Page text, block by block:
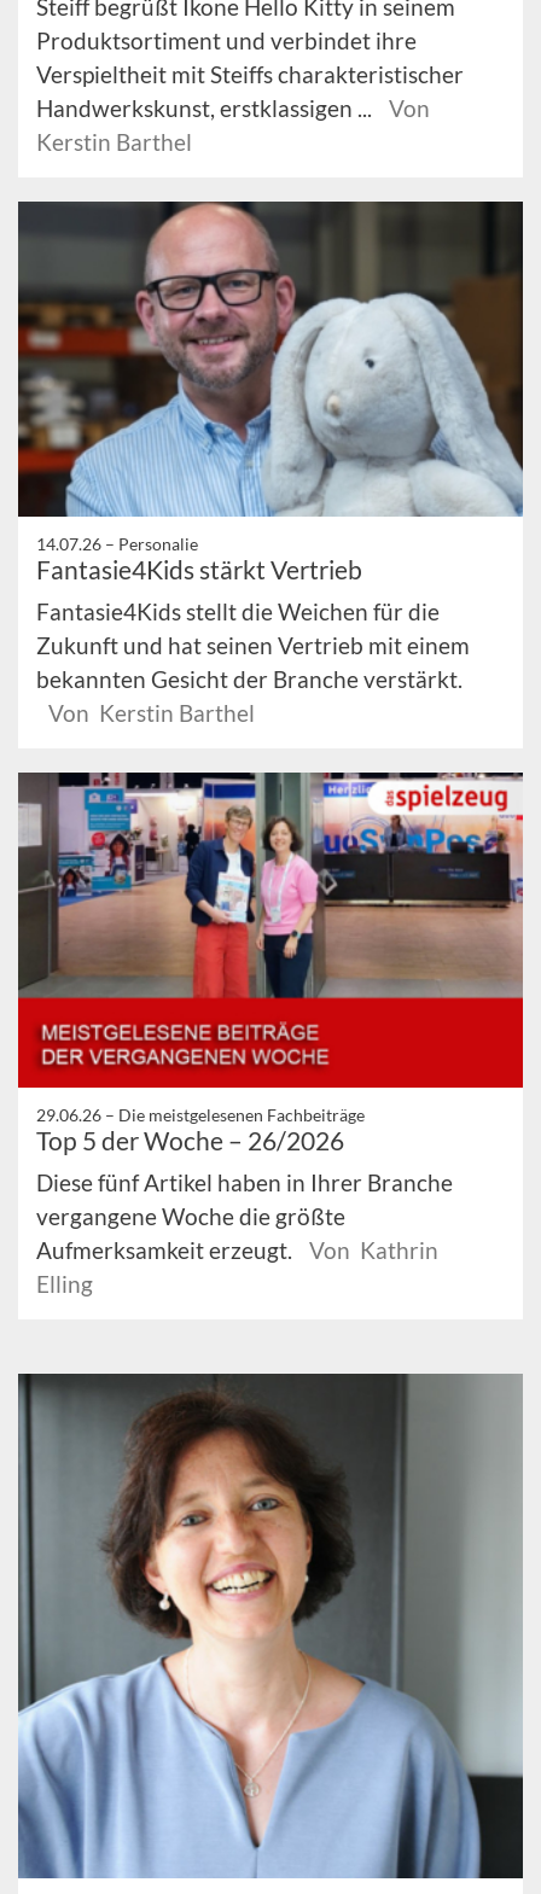
Steiff begrüßt Ikone Hello Kitty in seinem
Produktsortiment und verbindet ihre
Verspieltheit mit Steiffs charakteristischer
Handwerkskunst, erstklassigen ...
Von
Kerstin Barthel
14.07.26 – Personalie
Fantasie4Kids stärkt Vertrieb
Fantasie4Kids stellt die Weichen für die
Zukunft und hat seinen Vertrieb mit einem
bekannten Gesicht der Branche verstärkt.
Von Kerstin Barthel
29.06.26 – Die meistgelesenen Fachbeiträge
Top 5 der Woche – 26/2026
Diese fünf Artikel haben in Ihrer Branche
vergangene Woche die größte
Aufmerksamkeit erzeugt.
Von Kathrin
Elling